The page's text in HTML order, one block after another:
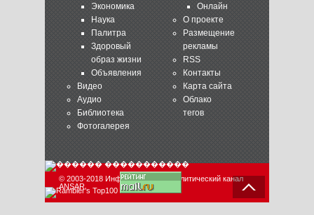
Экономика
Наука
Палитра
Здоровый
образ жизни
Объявления
Видео
Аудио
Библиотека
Фотогалерея
Онлайн
О проекте
Размещение
рекламы
RSS
Контакты
Карта сайта
Облако
тегов
© 2003-2018 Информационно-аналитический канал
ANSAR